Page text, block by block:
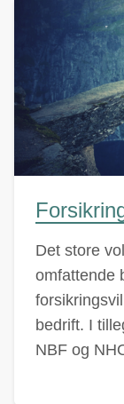
Det store
omfattende
bedrift. I
NBF og